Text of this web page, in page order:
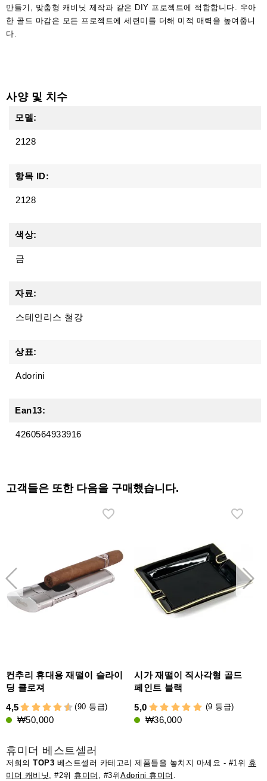
만들기, 맞춤형 캐비닛 제작과 같은 DIY 프로젝트에 적합합니다. 우아
한 골드 마감은 모든 프로젝트에 세련미를 더해 미적 매력을 높여줍니
다.
사양 및 치수
모델:
2128
항목 ID:
2128
색상:
금
자료:
스테인리스 철강
상표:
Adorini
Ean13:
4260564933916
고객들은 또한 다음을 구매했습니다.
컨추리 휴대용 재떨이 슬라이
딩 클로져
4,5
(90 등급)
₩50,000
시가 재떨이 직사각형 골드
페인트 블랙
5,0
(9 등급)
₩36,000
휴미더 베스트셀러
저희의 TOP3 베스트셀러 카테고리 제품들을 놓치지 마세요 - #1위 휴
미더 캐비닛 , #2위 휴미더 , #3위Adorini 휴미더 .